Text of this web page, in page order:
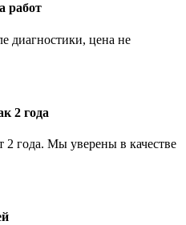
работ
диагностики, цена не
2 года
2 года. Мы уверены в качестве